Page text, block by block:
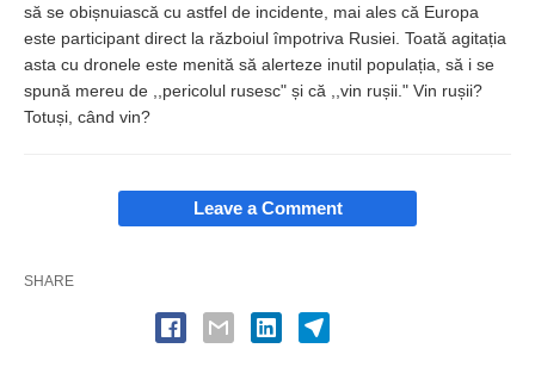
să se obișnuiască cu astfel de incidente, mai ales că Europa
este participant direct la războiul împotriva Rusiei. Toată agitația
asta cu dronele este menită să alerteze inutil populația, să i se
spună mereu de ,,pericolul rusesc" și că ,,vin rușii." Vin rușii?
Totuși, când vin?
Leave a Comment
SHARE